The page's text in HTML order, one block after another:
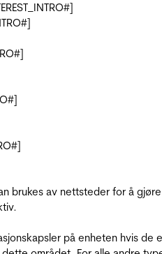
brukes av nettsteder for å gjøre
på enheten hvis de